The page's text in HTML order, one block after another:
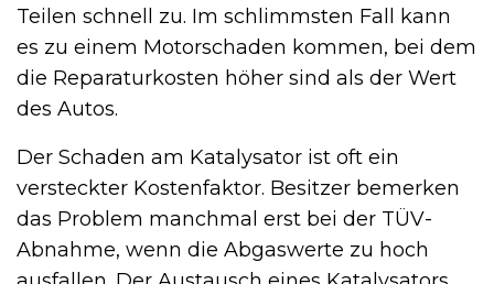
Teilen schnell zu. Im schlimmsten Fall kann
es zu einem Motorschaden kommen, bei dem
die Reparaturkosten höher sind als der Wert
des Autos.
Der Schaden am Katalysator ist oft ein
versteckter Kostenfaktor. Besitzer bemerken
das Problem manchmal erst bei der TÜV-
Abnahme, wenn die Abgaswerte zu hoch